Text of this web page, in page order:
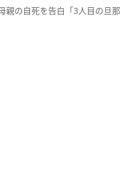
親の自死を告白「3人目の旦那